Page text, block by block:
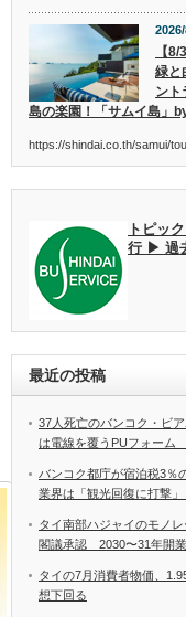
【
緑と
ント
島の楽園！「サムイ島」
https://shindai.co.th/samui/
トピッ
行 ▶ 過
最近の投稿
37人死亡のバンコク・ビ
は電線を覆うPUフォーム
バンコク都庁が宿泊税3
業界は「観光回復に打撃
タイ南部ハジャイのモノ
閣議承認 2030〜31年開
タイの7月消費者物価、
想下回る